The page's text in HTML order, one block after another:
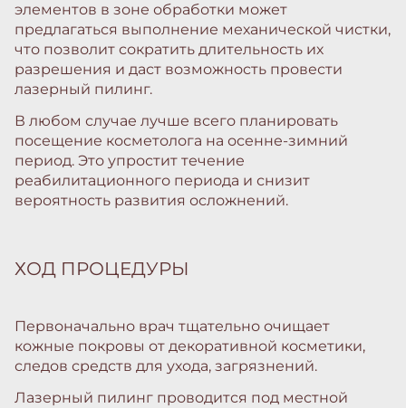
элементов в зоне обработки может
предлагаться выполнение механической чистки,
что позволит сократить длительность их
разрешения и даст возможность провести
лазерный пилинг.
В любом случае лучше всего планировать
посещение косметолога на осенне-зимний
период. Это упростит течение
реабилитационного периода и снизит
вероятность развития осложнений.
ХОД ПРОЦЕДУРЫ
Первоначально врач тщательно очищает
кожные покровы от декоративной косметики,
следов средств для ухода, загрязнений.
Лазерный пилинг проводится под местной